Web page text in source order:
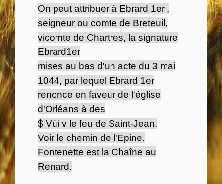
On peut attribuer à Ebrard 1er ,
seigneur ou comte de Breteuil,
vicomte de Chartres, la signature
Ebrard1er
mises au bas d'un acte du 3 mai
1044, par lequel Ebrard 1er
renonce en faveur de l'église
d'Orléans à des
$ Vùi v le feu de Saint-Jean.
Voir le chemin de l'Epine.
Fontenette est la Chaîne au
Renard.